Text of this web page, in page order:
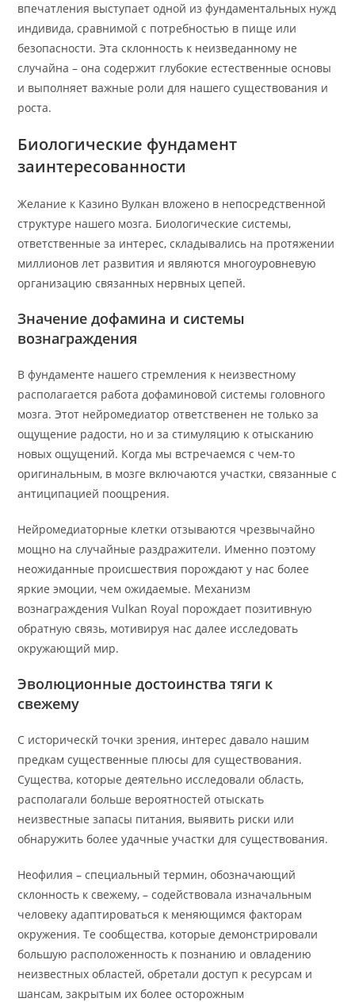
впечатления выступает одной из фундаментальных нужд
индивида, сравнимой с потребностью в пище или
безопасности. Эта склонность к неизведанному не
случайна – она содержит глубокие естественные основы
и выполняет важные роли для нашего существования и
роста.
Биологические фундамент
заинтересованности
Желание к Казино Вулкан вложено в непосредственной
структуре нашего мозга. Биологические системы,
ответственные за интерес, складывались на протяжении
миллионов лет развития и являются многоуровневую
организацию связанных нервных цепей.
Значение дофамина и системы
вознаграждения
В фундаменте нашего стремления к неизвестному
располагается работа дофаминовой системы головного
мозга. Этот нейромедиатор ответственен не только за
ощущение радости, но и за стимуляцию к отысканию
новых ощущений. Когда мы встречаемся с чем-то
оригинальным, в мозге включаются участки, связанные с
антиципацией поощрения.
Нейромедиаторные клетки отзываются чрезвычайно
мощно на случайные раздражители. Именно поэтому
неожиданные происшествия порождают у нас более
яркие эмоции, чем ожидаемые. Механизм
вознаграждения Vulkan Royal порождает позитивную
обратную связь, мотивируя нас далее исследовать
окружающий мир.
Эволюционные достоинства тяги к
свежему
С историческй точки зрения, интерес давало нашим
предкам существенные плюсы для существования.
Существа, которые деятельно исследовали область,
располагали больше вероятностей отыскать
неизвестные запасы питания, выявить риски или
обнаружить более удачные участки для существования.
Неофилия – специальный термин, обозначающий
склонность к свежему, – содействовала изначальным
человеку адаптироваться к меняющимся факторам
окружения. Те сообщества, которые демонстрировали
большую расположенность к познанию и овладению
неизвестных областей, обретали доступ к ресурсам и
шансам, закрытым их более осторожным